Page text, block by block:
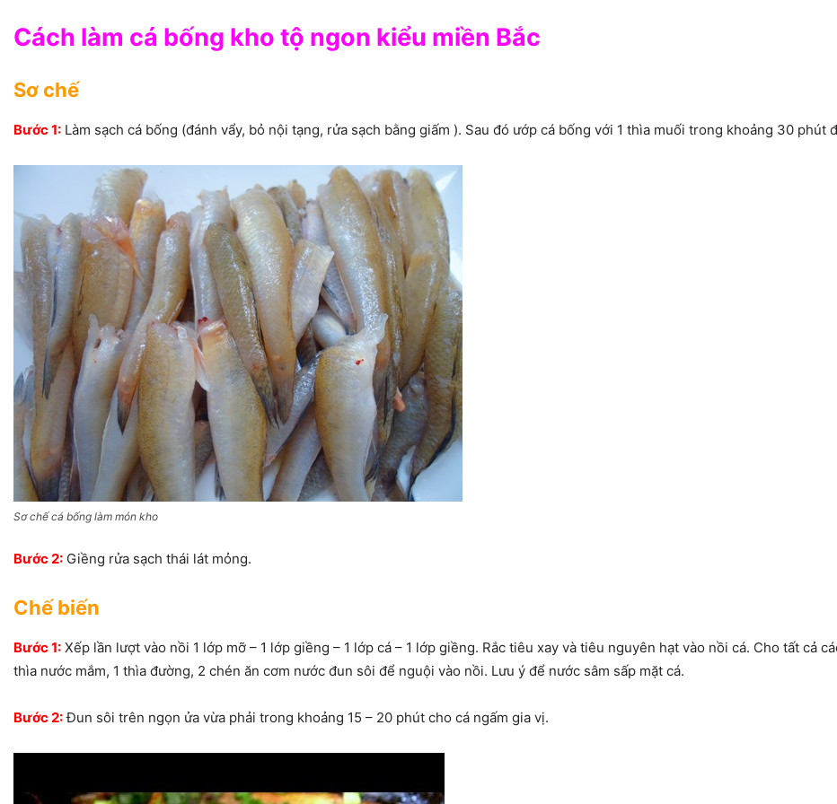
Cách làm cá bống kho tộ ngon kiểu miền Bắc
Sơ chế
Bước 1: Làm sạch cá bống (đánh vẩy, bỏ nội tạng, rửa sạch bằng giấm ). Sau đó ướp cá bống với 1 thìa muối trong khoảng 30 phút
Sơ chế cá bống làm món kho
Bước 2: Giềng rửa sạch thái lát mỏng.
Chế biến
Bước 1: Xếp lần lượt vào nồi 1 lớp mỡ – 1 lớp giềng – 1 lớp cá – 1 lớp giềng. Rắc tiêu xay và tiêu nguyên hạt vào nồi cá. Cho tất cả
thìa nước mắm, 1 thìa đường, 2 chén ăn cơm nước đun sôi để nguội vào nồi. Lưu ý để nước sâm sấp mặt cá.
Bước 2:Đun sôi trên ngọn ửa vừa phải trong khoảng 15 – 20 phút cho cá ngấm gia vị.